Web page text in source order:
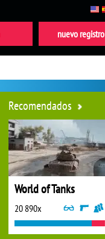
Recomendados
World of Tanks
20 890x
nuevo registro